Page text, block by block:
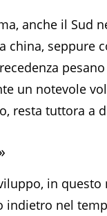
anche il Sud
china, seppure
un notevole
resta tuttora a
in
indietro nel